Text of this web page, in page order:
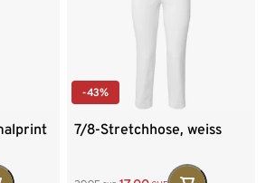
-43%
7/8-Stretchhose, weiss